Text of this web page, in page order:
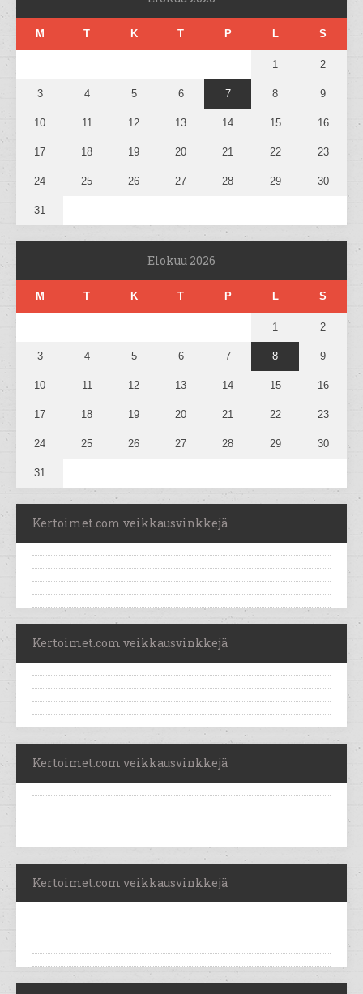
M T K T P L S
1 2
3 4 5 6 7 8 9
10 11 12 13 14 15 16
17 18 19 20 21 22 23
24 25 26 27 28 29 30
31
Elokuu 2026
M T K T P L S
1 2
3 4 5 6 7 8 9
10 11 12 13 14 15 16
17 18 19 20 21 22 23
24 25 26 27 28 29 30
31
Kertoimet.com veikkausvinkkejä
Kertoimet.com veikkausvinkkejä
Kertoimet.com veikkausvinkkejä
Kertoimet.com veikkausvinkkejä